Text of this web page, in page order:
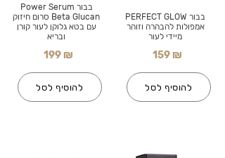
בבור Power Serum
Beta Glucan סרום חיזוק
עם בטא גלוקן לעור קורן
ובריא
199 ₪
להוסיף לסל
בבור PERFECT GLOW
אמפולות להבהרה וזוהר
מיידי לעור
159 ₪
להוסיף לסל